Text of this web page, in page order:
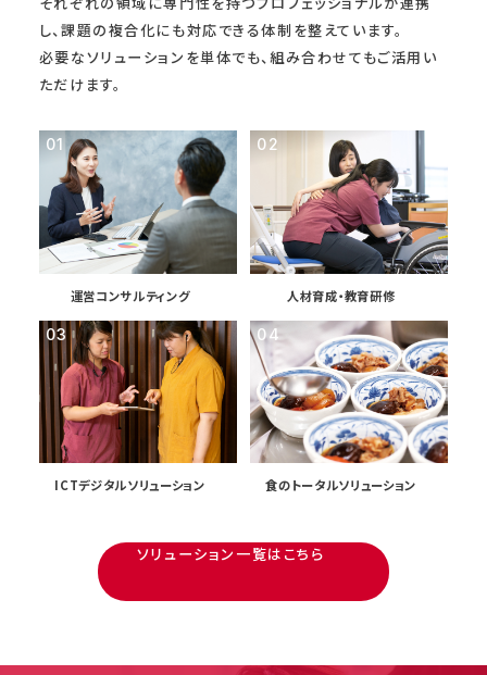
し、課題の複合化にも対応できる体制を整えています。
必要なソリューションを単体でも、組み合わせてもご活用い
ただけます。
運営コンサルティング 人材育成・教育研修
ICTデジタルソリューション 食のトータルソリューション
ソリューション一覧はこちら